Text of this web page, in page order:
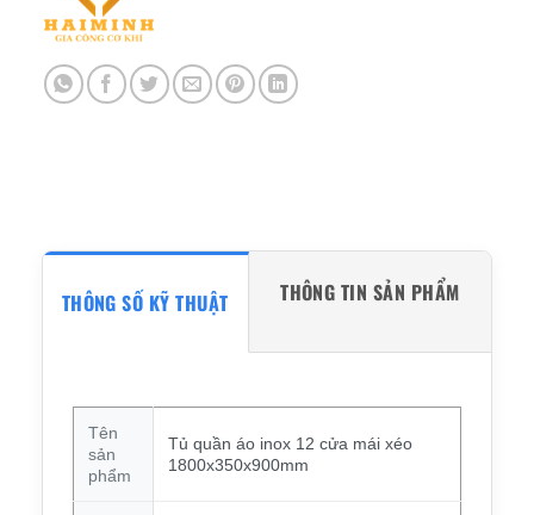
THÔNG SỐ KỸ THUẬT THÔNG TIN SẢN PHẨM
Tên
sản
phẩm
Tủ quần áo inox 12 cửa mái xéo
1800x350x900mm